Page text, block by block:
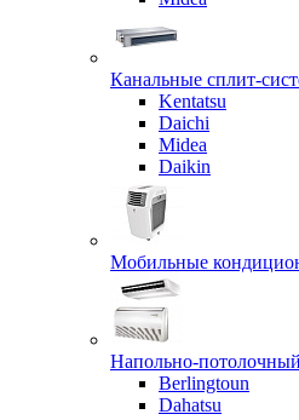
Канальные сплит-
Kentatsu
Daichi
Midea
Daikin
Мобильные
Напольно-
Berlingtoun
Dahatsu